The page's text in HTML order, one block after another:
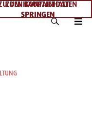
ZUM HAUPTINHALT
SPRINGEN
DEN KONTAKTDATEN
SPRINGEN